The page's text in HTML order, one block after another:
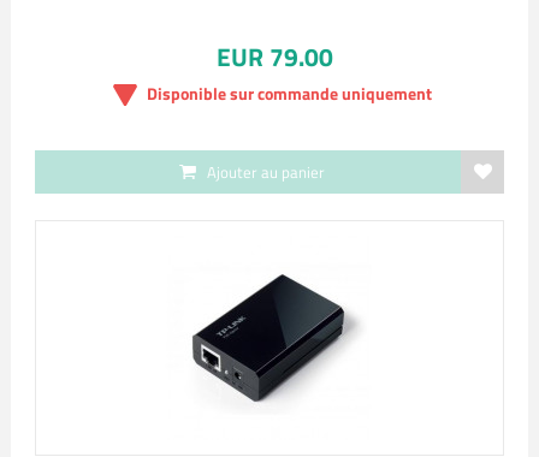
EUR 79.00
Disponible sur commande uniquement
Ajouter au panier